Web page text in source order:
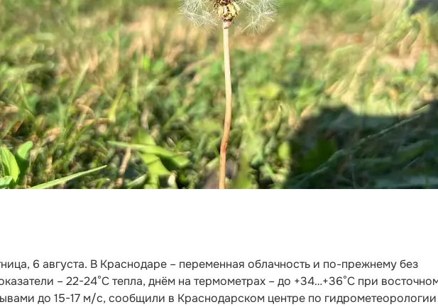
6 августа. В Краснодаре – переменная облачность и по-прежнему без
– 22-24°С тепла, днём на термометрах – до +34…+36°С при
до 15-17 м/с, сообщили в Краснодарском центре по